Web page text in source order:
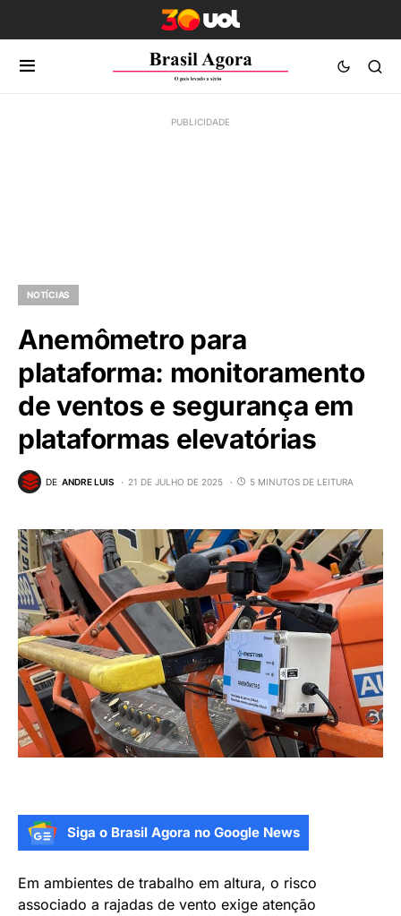
NOTÍCIAS
Anemômetro para
plataforma: monitoramento
de ventos e segurança em
plataformas elevatórias
DE ANDRE LUIS 21 DE JULHO DE 2025 5 MINUTOS DE LEITURA
Siga o Brasil Agora no Google News
Em ambientes de trabalho em altura, o risco
associado a rajadas de vento exige atenção